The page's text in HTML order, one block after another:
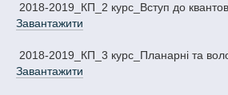
2018-2019_КП_2 курс_Вступ до
Завантажити
2018-2019_КП_3 курс_Планарні та
Завантажити